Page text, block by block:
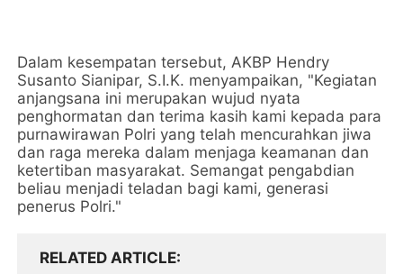
Dalam kesempatan tersebut, AKBP Hendry
Susanto Sianipar, S.I.K. menyampaikan, "Kegiatan
anjangsana ini merupakan wujud nyata
penghormatan dan terima kasih kami kepada para
purnawirawan Polri yang telah mencurahkan jiwa
dan raga mereka dalam menjaga keamanan dan
ketertiban masyarakat. Semangat pengabdian
beliau menjadi teladan bagi kami, generasi
penerus Polri."
RELATED ARTICLE